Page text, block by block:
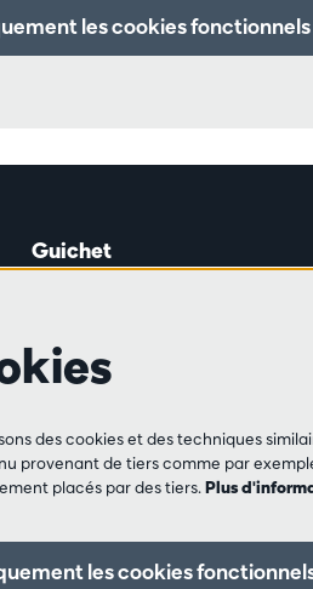
les cookies fonctionnels
Guichet
de 14h00 à 16h45
+32 (0)3 213 54 06
les mar, jeu et vendredis
de 14h00 à 17h00
des cookies et des techniques
provenant de tiers comme par
placés par des tiers.Plus
les cookies